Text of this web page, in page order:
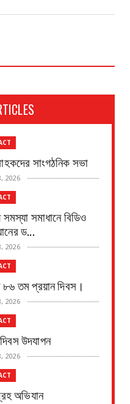
সাংগঠনিক সভা
2026
সমাধানে বিডিও
ড...
2026
৮৬ তম প্রয়ান দিবস।
2026
উদযাপন
2026
অভিযান